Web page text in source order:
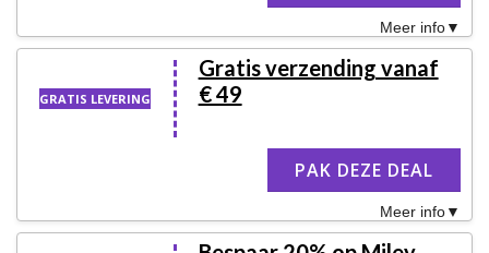
Meer info
GRATIS LEVERING
Gratis verzending vanaf
€ 49
PAK DEZE DEAL
Meer info